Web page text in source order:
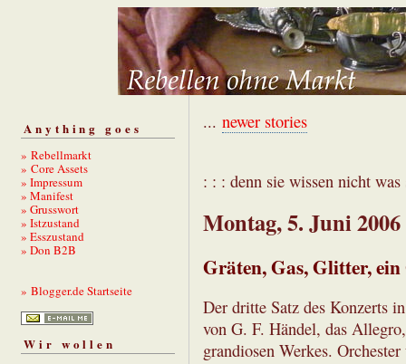
Anything goes
» Rebellmarkt
» Core Assets
» Impressum
» Manifest
» Grusswort
» Istzustand
» Esszustand
» Don B2B
» Blogger.de Startseite
Wir wollen
... newer stories
: : : denn sie wissen nicht
Montag, 5. Juni 2006
Gräten, Gas, Glitter,
Der dritte Satz des Konzerts
von G. F. Händel, das
grandiosen Werkes.